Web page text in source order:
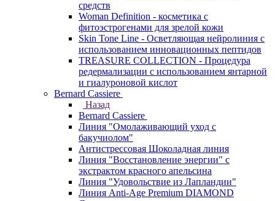
средств
Woman Definition - косметика с
фитоэстрогенами для зрелой кожи
Skin Tone Line - Осветляющая нейролиния с
использованием инновационных пептидов
TREASURE COLLECTION - Процедура
редермализации с использованием янтарной
и гиалуроновой кислот
Bernard Cassiere
Назад
Bernard Cassiere
Линия "Омолаживающий уход с
бакучиолом"
Антистрессовая Шоколадная линия
Линия "Восстановление энергии" с
экстрактом красного апельсина
Линия "Удовольствие из Лапландии"
Линия Anti-Age Premium DIAMOND